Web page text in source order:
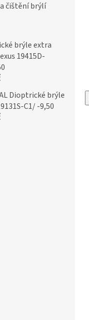
čištění brýlí
brýle extra
19415D-
Dioptrické brýle
C1/ -9,50